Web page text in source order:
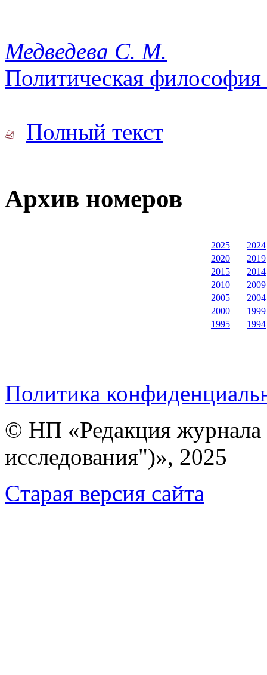
Медведева С. М.
Политическая
Полный текст
Архив номеров
2025
2024
2020
2019
2015
2014
2010
2009
2005
2004
2000
1999
1995
1994
Политика
© НП «Редакция
исследования")», 2025
Cтарая версия сайта